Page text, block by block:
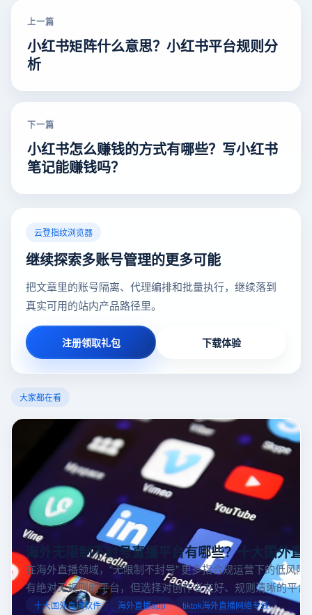
上一篇
小红书矩阵什么意思？小红书平台规则分
析
下一篇
小红书怎么赚钱的方式有哪些？写小红书
笔记能赚钱吗？
云登指纹浏览器
继续探索多账号管理的更多可能
把文章里的账号隔离、代理编排和批量执行，继续落到
真实可用的站内产品路径里。
注册领取礼包 下载体验
大家都在看
海外无限制不封号直播平台有哪些？十大国外直
在海外直播领域，“无限制不封号” 更多指合规运营下的低风
有绝对无规则的平台，但选择对创作者友好、规则清晰的平台
业工具规避风险，能显著降低封号概率。以下推荐十大国外
十大国外直播软件 海外直播app tiktok海外直播网络专线